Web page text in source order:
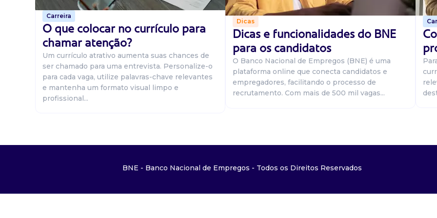
Carreira
O que colocar no currículo para
chamar atenção?
Um currículo atrativo aumenta suas chances de
ser chamado para uma entrevista. Personalize-o
para cada vaga, utilize palavras-chave relevantes
e mantenha um formato visual limpo e
profissional...
Dicas
Dicas e funcionalidades do BNE
para os candidatos
O Banco Nacional de Empregos (BNE) é uma
plataforma online que conecta candidatos e
empregadores, facilitando o processo de
recrutamento. Com mais de 500 mil vagas...
BNE - Banco Nacional de Empregos - Todos os Direitos Reservados